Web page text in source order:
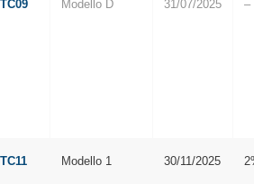
TC09 Modello D 31/07/2025 –
TC11 Modello 1 30/11/2025